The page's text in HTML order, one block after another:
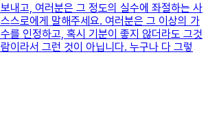
내고, 여러분은 그 정도의 실수에 좌절하는 사
스로에게 말해주세요. 여러분은 그 이상의 가
를 인정하고, 혹시 기분이 좋지 않더라도 그것
이라서 그런 것이 아닙니다. 누구나 다 그렇